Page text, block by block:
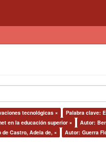
tecnológicas ×
Palabra clave:
en la educación superior ×
Autor:
Castro, Adela de, × Autor: Guerra